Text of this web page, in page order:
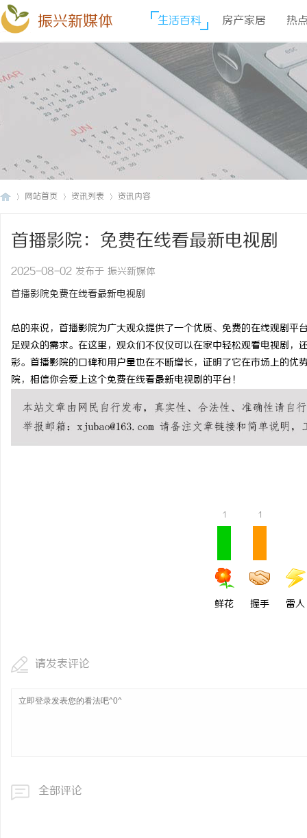
振兴新媒体 生活百科 房产家居 热
网站首页 资讯列表 资讯内容
首播影院：免费在线看最新电视剧
2025-08-02 发布于 振兴新媒体
首播影院免费在线看最新电视剧
总的来说，首播影院为广大观众提供了一个优质、免费的在线观剧
足观众的需求。在这里，观众们不仅仅可以在家中轻松观看电视剧
彩。首播影院的口碑和用户量也在不断增长，证明了它在市场上的
院，相信你会爱上这个免费在线看最新电视剧的平台！
1
鲜花
1
握手 雷人
请发表评论
全部评论